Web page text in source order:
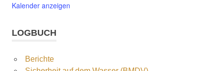
Kalender anzeigen
LOGBUCH
Berichte